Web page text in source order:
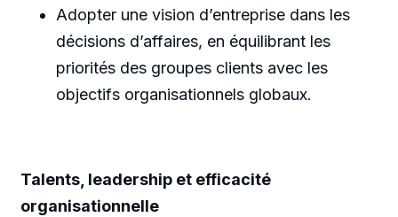
Adopter une vision d’entreprise dans les
décisions d’affaires, en équilibrant les
priorités des groupes clients avec les
objectifs organisationnels globaux.
Talents, leadership et efficacité
organisationnelle